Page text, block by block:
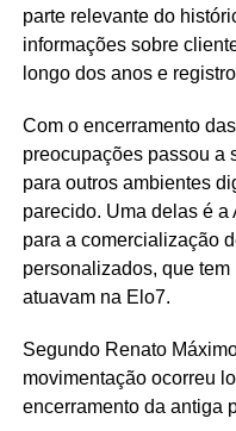
parte relevante do
informações sobre
longo dos anos e
Com o encerramento
preocupações passou a
para outros ambientes
parecido. Uma delas é
para a comercialização
personalizados, que
atuavam na Elo7.
Segundo Renato
movimentação ocorreu
encerramento da antiga